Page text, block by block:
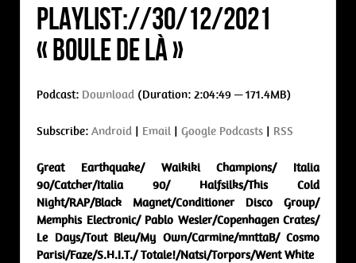
PLAYLIST://30/12/2021
« Boule de là »
Podcast: Download (Duration: 2:04:49 — 171.4MB)
Subscribe: Android | Email | Google Podcasts | RSS
Great Earthquake/ Waikiki Champions/ Italia
90/Catcher/Italia 90/ Halfsilks/This Cold
Night/RAP/Black Magnet/Conditioner Disco Group/
Memphis Electronic/ Pablo Wesler/Copenhagen Crates/
Le Days/Tout Bleu/My Own/Carmine/mnttaB/ Cosmo
Parisi/Faze/S.H.I.T./ Totale!/Natsi/Torpors/Went White